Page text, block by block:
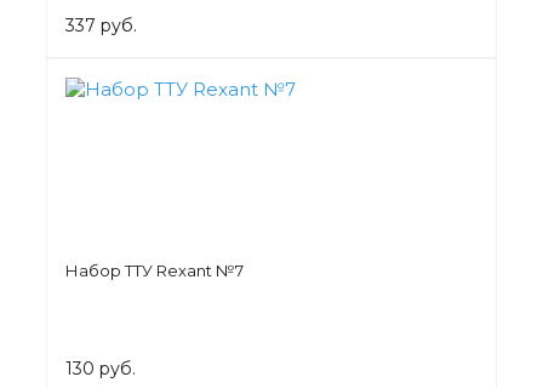
337 руб.
Набор ТТУ Rexant №7
130 руб.